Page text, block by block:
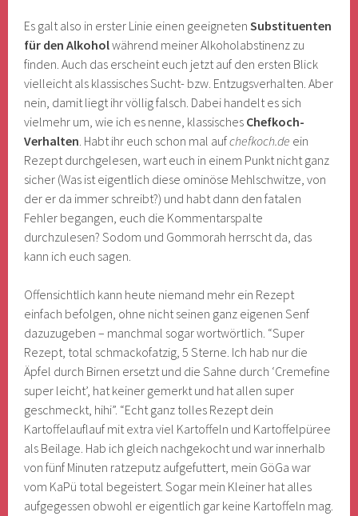
Es galt also in erster Linie einen geeignetenSubstituenten
für den Alkoholwährend meiner Alkoholabstinenz zu
finden. Auch das erscheint euch jetzt auf den ersten Blick
vielleicht als klassisches Sucht- bzw. Entzugsverhalten. Aber
nein, damit liegt ihr völlig falsch. Dabei handelt es sich
vielmehr um, wie ich es nenne, klassisches Chefkoch-
Verhalten. Habt ihr euch schon mal aufchefkoch.de ein
Rezept durchgelesen, wart euch in einem Punkt nicht ganz
sicher (Was ist eigentlich diese ominöse Mehlschwitze, von
der er da immer schreibt?) und habt dann den fatalen
Fehler begangen, euch die Kommentarspalte
durchzulesen? Sodom und Gommorah herrscht da, das
kann ich euch sagen.
Offensichtlich kann heute niemand mehr ein Rezept
einfach befolgen, ohne nicht seinen ganz eigenen Senf
dazuzugeben – manchmal sogar wortwörtlich. “Super
Rezept, total schmackofatzig, 5 Sterne. Ich hab nur die
Äpfel durch Birnen ersetzt und die Sahne durch ‘Cremefine
super leicht’, hat keiner gemerkt und hat allen super
geschmeckt, hihi”. “Echt ganz tolles Rezept dein
Kartoffelauflauf mit extra viel Kartoffeln und Kartoffelpüree
als Beilage. Hab ich gleich nachgekocht und war innerhalb
von fünf Minuten ratzeputz aufgefuttert, mein GöGa war
vom KaPü total begeistert. Sogar mein Kleiner hat alles
aufgegessen obwohl er eigentlich gar keine Kartoffeln mag.